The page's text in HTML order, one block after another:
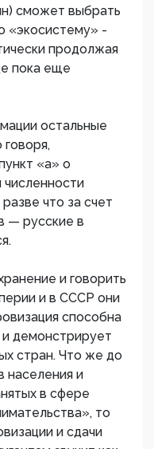
сможет выбрать
«экосистему» -
продолжая
пока еще
остальные
говоря,
«а» о
что за счет
— русские в
и говорить
и в СССР они
способна
и демонстрирует
стран. Что же до
населения и
в сфере
то
и сдачи